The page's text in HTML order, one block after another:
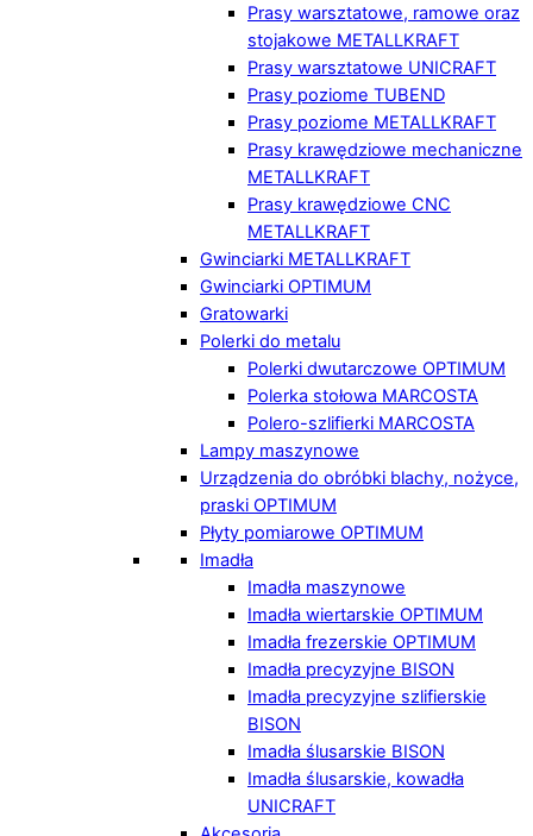
Prasy warsztatowe, ramowe oraz
stojakowe METALLKRAFT
Prasy warsztatowe UNICRAFT
Prasy poziome TUBEND
Prasy poziome METALLKRAFT
Prasy krawędziowe mechaniczne
METALLKRAFT
Prasy krawędziowe CNC
METALLKRAFT
Gwinciarki METALLKRAFT
Gwinciarki OPTIMUM
Gratowarki
Polerki do metalu
Polerki dwutarczowe OPTIMUM
Polerka stołowa MARCOSTA
Polero-szlifierki MARCOSTA
Lampy maszynowe
Urządzenia do obróbki blachy, nożyce,
praski OPTIMUM
Płyty pomiarowe OPTIMUM
Imadła
Imadła maszynowe
Imadła wiertarskie OPTIMUM
Imadła frezerskie OPTIMUM
Imadła precyzyjne BISON
Imadła precyzyjne szlifierskie
BISON
Imadła ślusarskie BISON
Imadła ślusarskie, kowadła
UNICRAFT